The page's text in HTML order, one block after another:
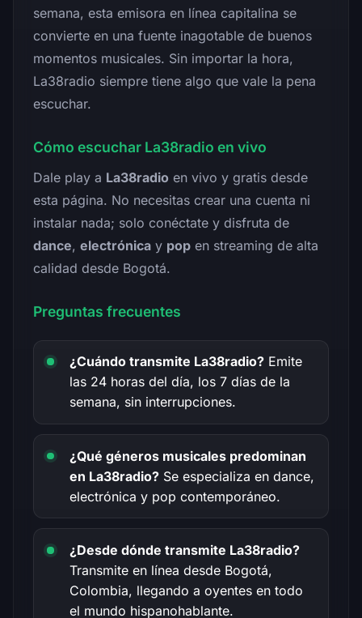
semana, esta emisora en línea capitalina se
convierte en una fuente inagotable de buenos
momentos musicales. Sin importar la hora,
La38radio siempre tiene algo que vale la pena
escuchar.
Cómo escuchar La38radio en vivo
Dale play a La38radio en vivo y gratis desde
esta página. No necesitas crear una cuenta ni
instalar nada; solo conéctate y disfruta de
dance, electrónica y pop en streaming de alta
calidad desde Bogotá.
Preguntas frecuentes
¿Cuándo transmite La38radio? Emite
las 24 horas del día, los 7 días de la
semana, sin interrupciones.
¿Qué géneros musicales predominan
en La38radio? Se especializa en dance,
electrónica y pop contemporáneo.
¿Desde dónde transmite La38radio?
Transmite en línea desde Bogotá,
Colombia, llegando a oyentes en todo
el mundo hispanohablante.